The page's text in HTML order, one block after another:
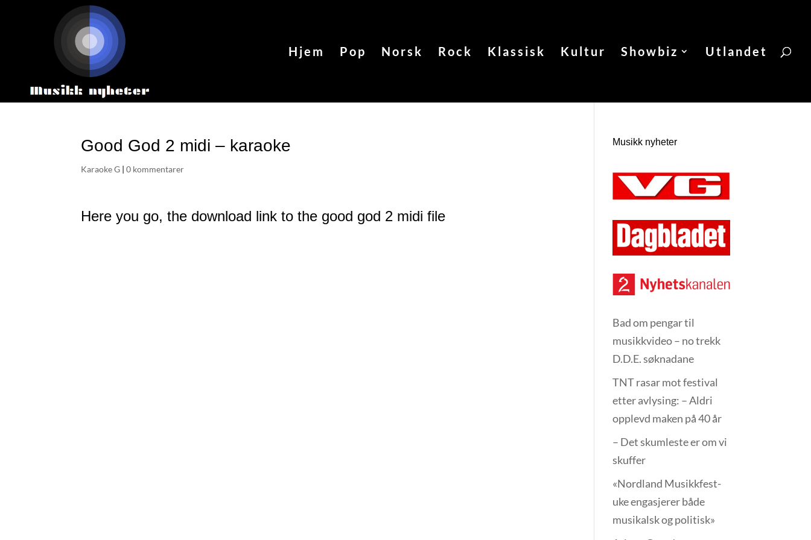
Hjem Pop Norsk Rock Klassisk Kultur Showbiz Utlandet
Good God 2 midi – karaoke
Karaoke G |0 kommentarer
Here you go, the download link to the good god 2 midi file
Musikk nyheter
Bad om pengar til
musikkvideo – no trekk
D.D.E. søknadane
TNT rasar mot festival
etter avlysing: – Aldri
opplevd maken på 40 år
– Det skumleste er om vi
skuffer
«Nordland Musikkfest­
uke engasjerer både
musikalsk og politisk»